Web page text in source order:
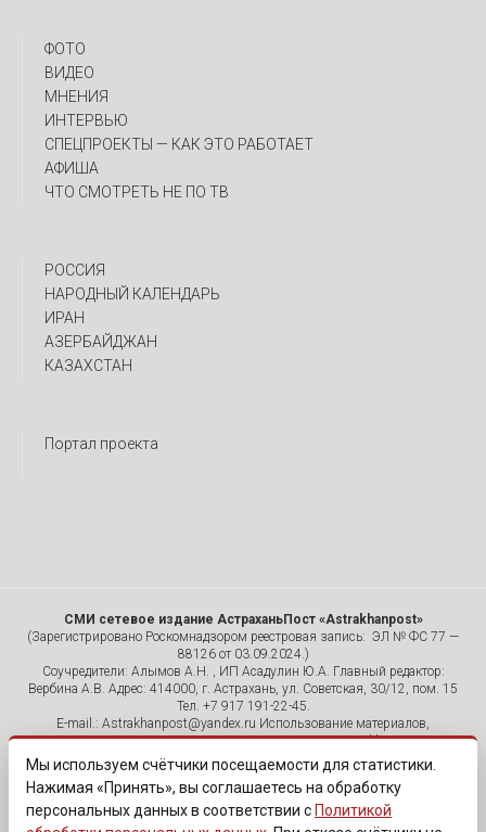
ФОТО
ВИДЕО
МНЕНИЯ
ИНТЕРВЬЮ
CПЕЦПРОЕКТЫ — КАК ЭТО РАБОТАЕТ
АФИША
ЧТО СМОТРЕТЬ НЕ ПО ТВ
РОССИЯ
НАРОДНЫЙ КАЛЕНДАРЬ
ИРАН
АЗЕРБАЙДЖАН
КАЗАХСТАН
Портал проекта
СМИ сетевое издание АстраханьПост «Astrakhanpost»
(Зарегистрировано Роскомнадзором реестровая запись: ЭЛ № ФС 77 —
88126 от 03.09.2024.)
Соучредители: Алымов А.Н. , ИП Асадулин Ю.А. Главный редактор:
Вербина А.В. Адрес: 414000, г. Астрахань, ул. Советская, 30/12, пом. 15
Тел. +7 917 191-22-45.
E-mail.: Astrakhanpost@yandex.ru Использование материалов,
размещенных на страницах сетевого издания «Astrakhanpost»,
допускается исключительно с указанием источника и публикацией
активной гиперссылки на портал Astrakhanpost.ru. Комментарии
читателей сайта размещаются без предварительного редактирования.
Редакция оставляет за собой право удалить их с сайта или
отредактировать, если указанные сообщения нарушают законы РФ.
Мы используем счётчики посещаемости для статистики.
Нажимая «Принять», вы соглашаетесь на обработку
персональных данных в соответствии с Политикой